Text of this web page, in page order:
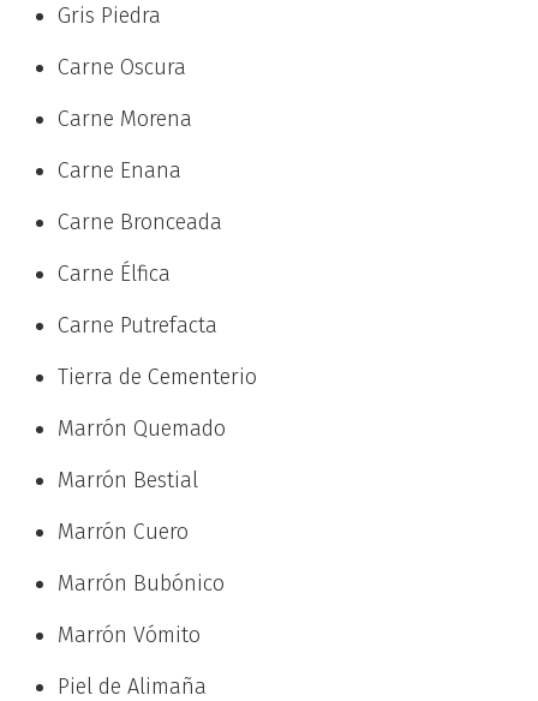
Gris Piedra
Carne Oscura
Carne Morena
Carne Enana
Carne Bronceada
Carne Élfica
Carne Putrefacta
Tierra de Cementerio
Marrón Quemado
Marrón Bestial
Marrón Cuero
Marrón Bubónico
Marrón Vómito
Piel de Alimaña